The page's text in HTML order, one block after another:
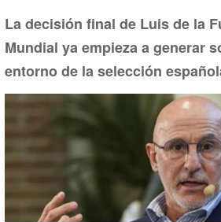
La decisión final de Luis de la
Mundial ya empieza a generar
entorno de la selección